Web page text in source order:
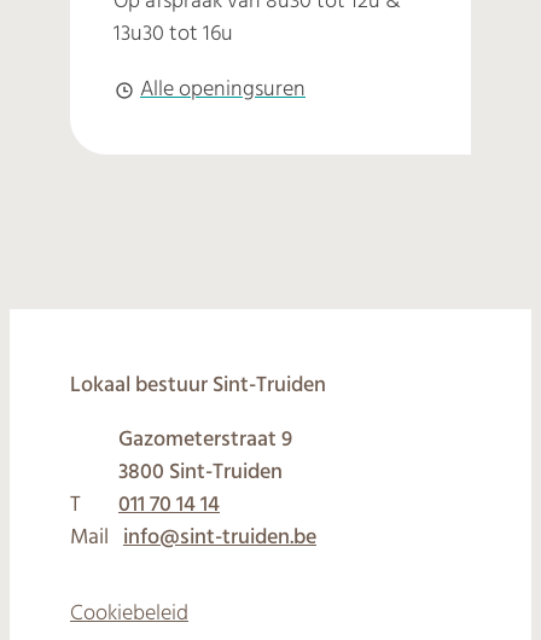
13u30 tot 16u
Alle openingsuren
© 2026
Lokaal bestuur Sint-Truiden
Gazometerstraat 9
,
3800 Sint-Truiden
T
011 70 14 14
Mail
info@sint-truiden.be
Cookiebeleid